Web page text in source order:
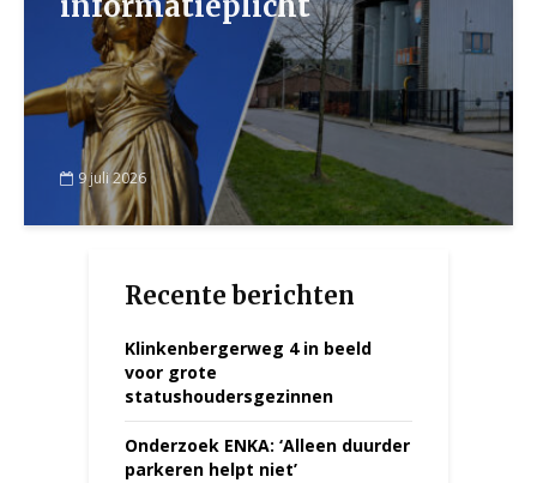
9 juli 2026
Recente berichten
Klinkenbergerweg 4 in beeld
voor grote
statushoudersgezinnen
Onderzoek ENKA: ‘Alleen duurder
parkeren helpt niet’